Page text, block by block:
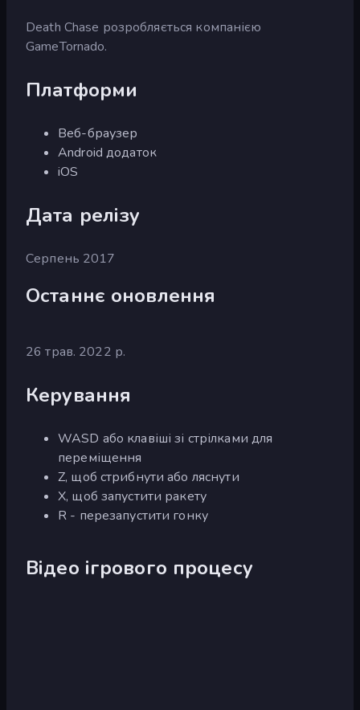
Death Chase розробляється компанією
GameTornado.
Платформи
Веб-браузер
Android додаток
iOS
Дата релізу
Серпень 2017
Останнє оновлення
26 трав. 2022 р.
Керування
WASD або клавіші зі стрілками для
переміщення
Z, щоб стрибнути або ляснути
X, щоб запустити ракету
R - перезапустити гонку
Відео ігрового процесу